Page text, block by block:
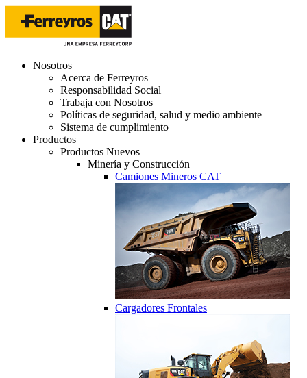
Nosotros
Acerca de Ferreyros
Responsabilidad Social
Trabaja con Nosotros
Políticas de seguridad, salud y medio ambiente
Sistema de cumplimiento
Productos
Productos Nuevos
Minería y Construcción
Camiones Mineros CAT
Cargadores Frontales